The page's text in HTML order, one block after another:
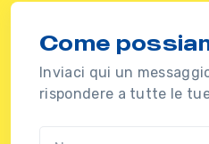
Come
Inviaci qui un
rispondere a tutte le